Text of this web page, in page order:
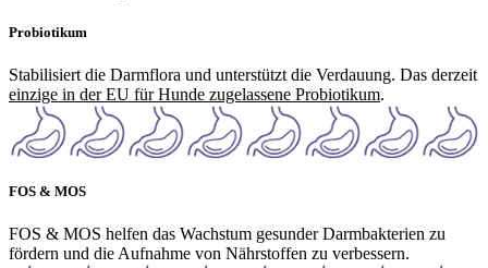
Probiotikum
Stabilisiert die Darmflora und unterstützt die Verdauung. Das derzeit
einzige in der EU für Hunde zugelassene Probiotikum.
FOS & MOS
FOS & MOS helfen das Wachstum gesunder Darmbakterien zu
fördern und die Aufnahme von Nährstoffen zu verbessern.